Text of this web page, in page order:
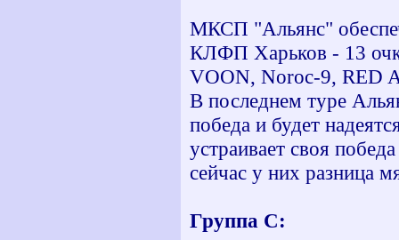
МКСП "Альянс"
КЛФП Харьков - 13
VOON, Noroc-9, RED
В последнем туре
победа и будет
устраивает своя
сейчас у них разница
Группа С: